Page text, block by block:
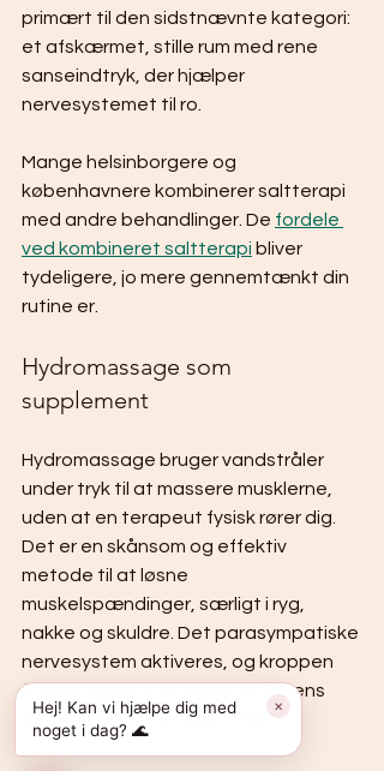
primært til den sidstnævnte kategori:
et afskærmet, stille rum med rene
sanseindtryk, der hjælper
nervesystemet til ro.
Mange helsinborgere og
københavnere kombinerer saltterapi
med andre behandlinger. De fordele
ved kombineret saltterapi bliver
tydeligere, jo mere gennemtænkt din
rutine er.
Hydromassage som
supplement
Hydromassage bruger vandstråler
under tryk til at massere musklerne,
uden at en terapeut fysisk rører dig.
Det er en skånsom og effektiv
metode til at løsne
muskelspændinger, særligt i ryg,
nakke og skuldre. Det parasympatiske
nervesystem aktiveres, og kroppen
frigiver endorfiner, der er kroppens
egne smertelindringsstoffer.
Hej! Kan vi hjælpe dig med
noget i dag? 🌊
✕